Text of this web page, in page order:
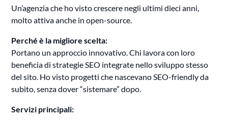
Un’agenzia che ho visto crescere negli ultimi dieci anni,
molto attiva anche in open-source.
Perché è la migliore scelta:
Portano un approccio innovativo. Chi lavora con loro
beneficia di strategie SEO integrate nello sviluppo stesso
del sito. Ho visto progetti che nascevano SEO-friendly da
subito, senza dover “sistemare” dopo.
Servizi principali: